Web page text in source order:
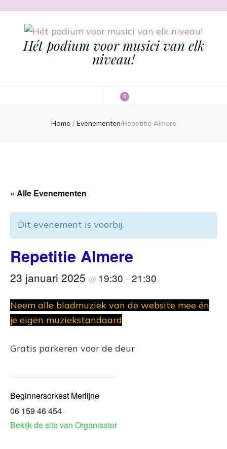
Hét podium voor musici van elk
niveau!
0
Home / Evenementen/Repetitie Almere
« Alle Evenementen
Dit evenement is voorbij.
Repetitie Almere
23 januari 2025 @ 19:30 –21:30
Neem alle bladmuziek van de website mee én
je eigen muziekstandaard
Gratis parkeren voor de deur
Beginnersorkest Merlijne
06 159 46 454
Bekijk de site van Organisator